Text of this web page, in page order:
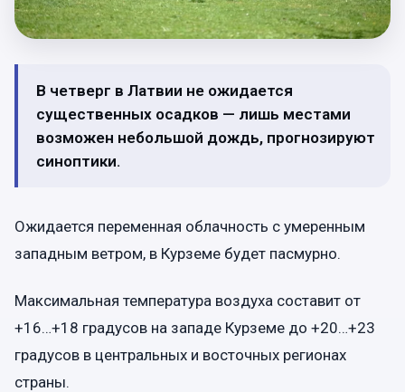
В четверг в Латвии не ожидается
существенных осадков — лишь местами
возможен небольшой дождь, прогнозируют
синоптики.
Ожидается переменная облачность с умеренным
западным ветром, в Курземе будет пасмурно.
Максимальная температура воздуха составит от
+16…+18 градусов на западе Курземе до +20…+23
градусов в центральных и восточных регионах
страны.